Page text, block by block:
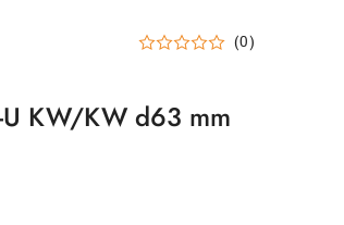
(0)
KW/KW d63 mm